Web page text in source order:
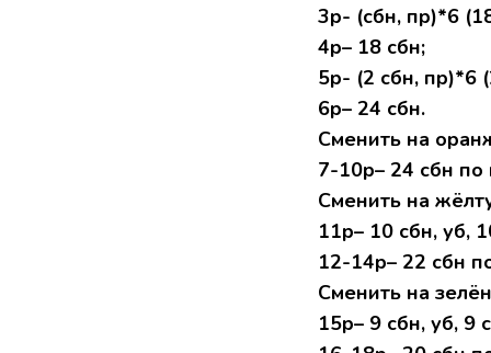
3р- (сбн, пр)*6
4р– 18 сбн;
5р- (2 сбн, пр)*6
6р– 24 сбн.
Сменить на
7-10р– 24 сбн по
Сменить на
11р– 10 сбн, уб,
12-14р– 22 сбн
Сменить на
15р– 9 сбн, уб, 9